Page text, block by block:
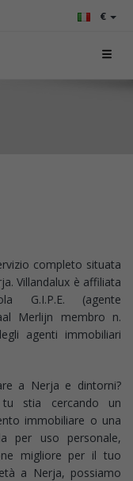
€
completo situata
Villandalux è affiliata
G.I.P.E. (agente
Merlijn membro n.
agenti immobiliari
a Nerja e dintorni?
stia cercando un
immobiliare o una
per uso personale,
migliore per il tuo
a Nerja, possiamo